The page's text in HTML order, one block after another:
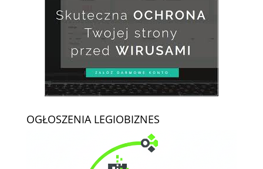
OGŁOSZENIA LEGIOBIZNES